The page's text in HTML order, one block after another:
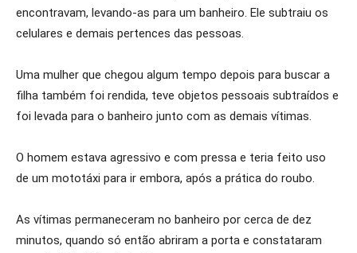
encontravam, levando-as para um banheiro. Ele subtraiu os
celulares e demais pertences das pessoas.
Uma mulher que chegou algum tempo depois para buscar a
filha também foi rendida, teve objetos pessoais subtraídos e
foi levada para o banheiro junto com as demais vítimas.
O homem estava agressivo e com pressa e teria feito uso
de um mototáxi para ir embora, após a prática do roubo.
As vítimas permaneceram no banheiro por cerca de dez
minutos, quando só então abriram a porta e constataram